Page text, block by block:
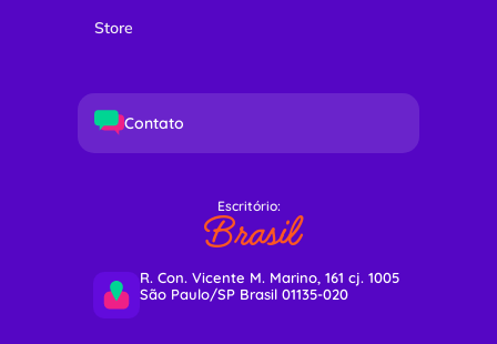
Store
Contato
Escritório:
Brasil
R. Con. Vicente M. Marino, 161 cj. 1005
São Paulo/SP Brasil 01135-020